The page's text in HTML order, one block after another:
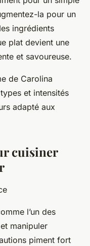
la pour un
ingrédients
plat devient une
et savoureuse.
de Carolina
et intensités
adapté aux
cuisiner
l’un des
manipuler
piment fort